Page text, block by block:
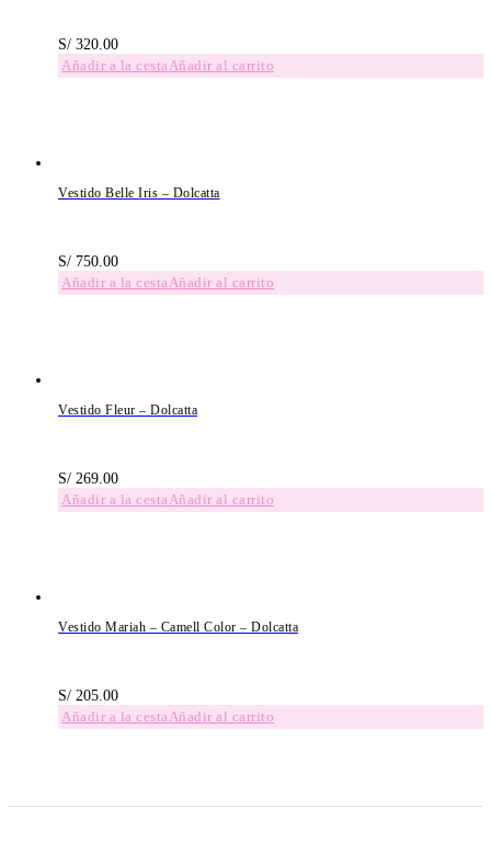
S/ 320.00
Añadir al carrito
Vestido Belle Iris – Dolcatta
S/ 750.00
Añadir al carrito
Vestido Fleur – Dolcatta
S/ 269.00
Añadir al carrito
Vestido Mariah – Camell Color – Dolcatta
S/ 205.00
Añadir al carrito